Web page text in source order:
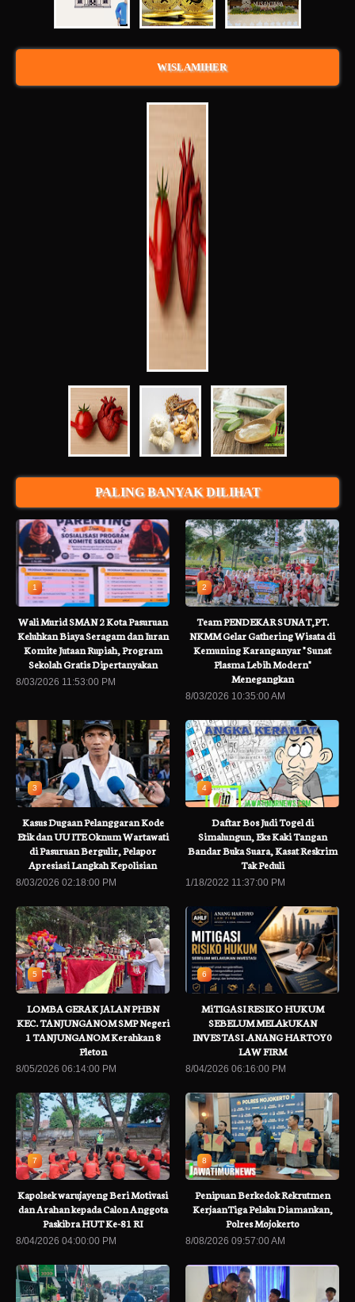
WISLAMIHER
PALING BANYAK DILIHAT
1
Wali Murid SMAN 2 Kota Pasuruan
Keluhkan Biaya Seragam dan Iuran
Komite Jutaan Rupiah, Program
Sekolah Gratis Dipertanyakan
8/03/2026 11:53:00 PM
2
Team PENDEKAR SUNAT,PT.
NKMM Gelar Gathering Wisata di
Kemuning Karanganyar " Sunat
Plasma Lebih Modern"
Menegangkan
8/03/2026 10:35:00 AM
3
Kasus Dugaan Pelanggaran Kode
Etik dan UU ITE Oknum Wartawati
di Pasuruan Bergulir, Pelapor
Apresiasi Langkah Kepolisian
8/03/2026 02:18:00 PM
4
Daftar Bos Judi Togel di
Simalungun, Eks Kaki Tangan
Bandar Buka Suara, Kasat Reskrim
Tak Peduli
1/18/2022 11:37:00 PM
5
LOMBA GERAK JALAN PHBN
KEC. TANJUNGANOM SMP Negeri
1 TANJUNGANOM Kerahkan 8
Pleton
8/05/2026 06:14:00 PM
6
MiTIGASI RESIKO HUKUM
SEBELUM MELAkUKAN
INVESTASI .ANANG HARTOY0
LAW FIRM
8/04/2026 06:16:00 PM
7
Kapolsek warujayeng Beri Motivasi
dan Arahan kepada Calon Anggota
Paskibra HUT Ke-81 RI
8/04/2026 04:00:00 PM
8
Penipuan Berkedok Rekrutmen
KerjaanTiga Pelaku Diamankan,
Polres Mojokerto
8/08/2026 09:57:00 AM